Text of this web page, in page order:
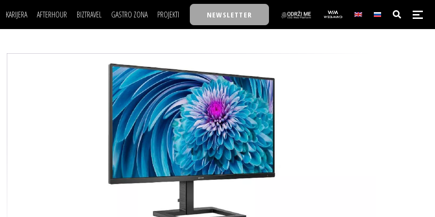
KARIJERA AFTERHOUR BIZTRAVEL GASTRO ZONA PROJEKTI
30 ISPOD 30
BACK TO OFFICE/SCHOOL
BIZBENDOVI
BIZKOLEGIJUM
BMW BIZNIS LIGA
BIZLIFE WEEK
IZJAVA GODINE
NEWSLETTER
POSAO
MOJ UGAO
FILM I SCENA
AUTO SVET
NAJKOLEGA
30 ISPOD 30
BACK TO OFFICE/SCHOOL
BIZBENDOVI
BIZKOLEGIJUM
BMW BIZNIS LIGA
BIZLIFE WEEK
IZJAVA GODINE